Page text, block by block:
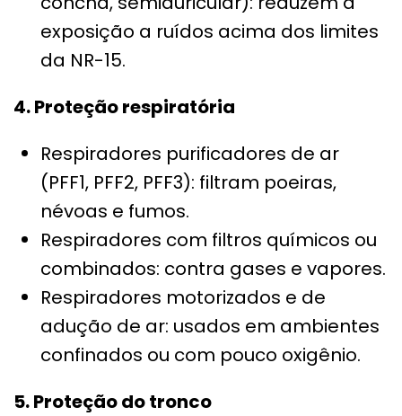
exposição a ruídos acima dos limites
da NR-15.
4. Proteção respiratória
Respiradores purificadores de ar
(PFF1, PFF2, PFF3): filtram poeiras,
névoas e fumos.
Respiradores com filtros químicos ou
combinados: contra gases e vapores.
Respiradores motorizados e de
adução de ar: usados em ambientes
confinados ou com pouco oxigênio.
5. Proteção do tronco